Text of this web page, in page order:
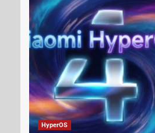
HyperOS